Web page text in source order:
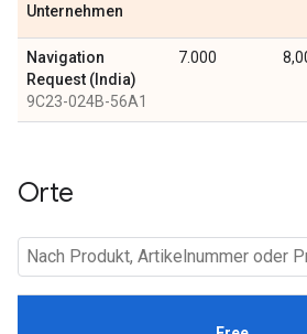
Unternehmen
Navigation
Request (India)
9C23-024B-56A1
7.000
Orte